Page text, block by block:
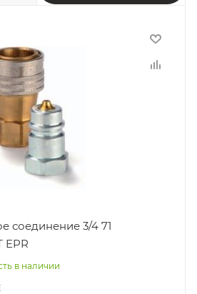
соединение 3/4 71
EPR
в наличии